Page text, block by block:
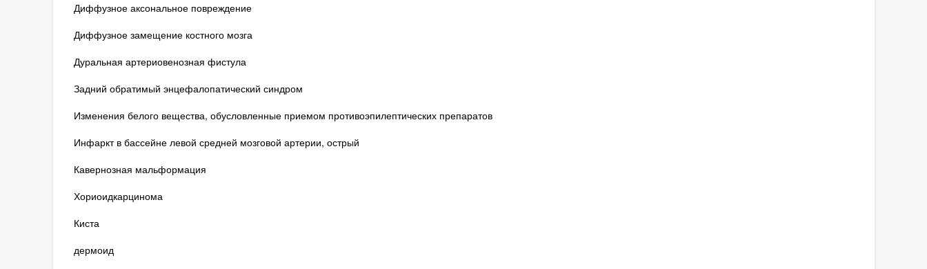
Диффузное аксональное повреждение
Диффузное замещение костного мозга
Дуральная артериовенозная фистула
Задний обратимый энцефалопатический синдром
Изменения белого вещества, обусловленные приемом противоэпилептических препаратов
Инфаркт в бассейне левой средней мозговой артерии, острый
Кавернозная мальформация
Хориоидкарцинома
Киста
дермоид